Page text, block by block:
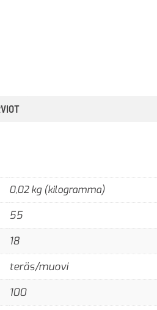
0,02 kg (kilogramma)
55
18
teräs/muovi
100